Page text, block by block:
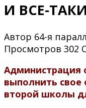
И ВСЕ-
Автор 64-я
Просмотров 302
Администрация
выполнить свое
второй школы